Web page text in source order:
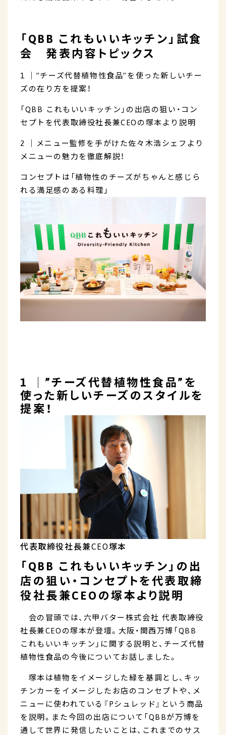
「QBB これもいいキッチン」試食
会 発表内容トピックス
1 │”チーズ代替植物性食品”を使った新しいチー
ズの在り方を提案！
「QBB これもいいキッチン」の出店の狙い・コン
セプトを代表取締役社長兼CEOの塚本より説明
2 │メニュー監修を手がけた佐々木浩シェフより
メニューの魅力を徹底解説！
コンセプトは「植物性のチーズがちゃんと感じら
れる満足感のある料理」
1 │”チーズ代替植物性食品”を
使った新しいチーズのスタイルを
提案！
代表取締役社長兼CEO塚本
「QBB これもいいキッチン」の出
店の狙い・コンセプトを代表取締
役社長兼CEOの塚本より説明
会の冒頭では、六甲バター株式会社 代表取締役
社長兼CEOの塚本が登壇。大阪・関西万博「QBB
これもいいキッチン」に関する説明と、チーズ代替
植物性食品の今後についてお話しました。
塚本は植物をイメージした緑を基調とし、キッ
チンカーをイメージしたお店のコンセプトや、メ
ニューに使われている『Pシュレッド』という商品
を説明。また今回の出店について「QBBが万博を
通して世界に発信したいことは、これまでのサス